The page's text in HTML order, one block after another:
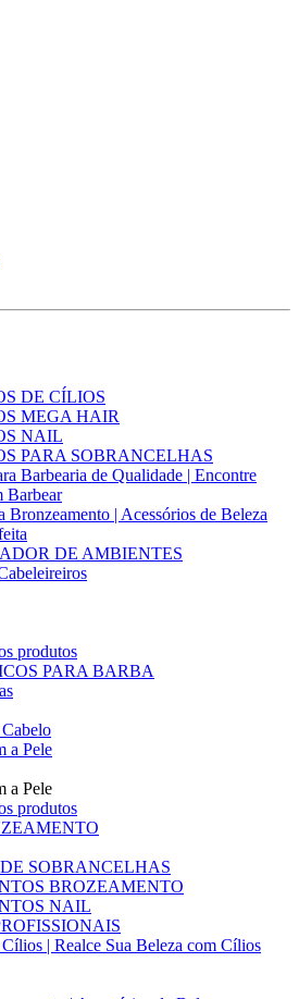
DE CÍLIOS
MEGA HAIR
NAIL
PARA SOBRANCELHAS
Barbearia de Qualidade | Encontre
Barbear
Bronzeamento | Acessórios de Beleza
DE AMBIENTES
produtos
PARA BARBA
a Pele
a Pele
produtos
SOBRANCELHAS
BROZEAMENTO
NAIL
| Realce Sua Beleza com Cílios